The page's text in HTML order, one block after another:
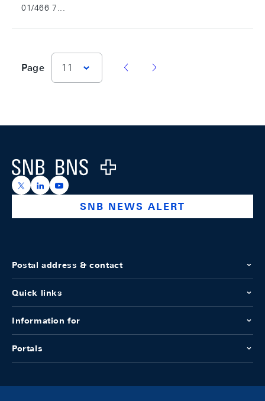
01/466 7...
Page 11 vorherige Seite
nächste Seite
Logo
https://x.com/snb_bns
https://ch.linkedin.com/company/swiss-national-
https://www.youtube.com/@swissnationalbank
SNB NEWS ALERT
Postal address & contact
Quick links
Information for
Portals